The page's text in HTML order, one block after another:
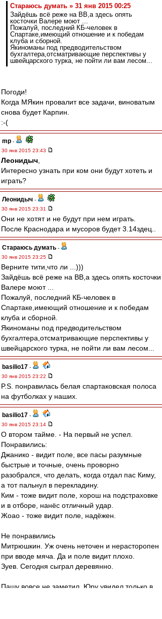
Стараюсь думать » 31 янв 2015 00:25
Зайдёшь всё реже на ВВ,а здесь опять
косточки Валере моют ...
Пожалуй, последний КБ-человек в
Спартаке,имеющий отношение и к победам
клуба и сборной.
Якиноманы под предводительством
бухгалтера,отсматривающие перспективы у
швейцарского турка, не пойти ли вам лесом...
Погоди!
Когда МЯкин провалит все задачи, виноватым
снова будет Карпин.
:-(
mp -
30 янв 2015 23:43
Леонидыч
Интересно узнать при ком они будут хотеть и
играть?
Леонидыч -
30 янв 2015 23:31
Они не хотят и не будут при нем играть.
После Краснодара и мусоров будет 3.14здец..
Стараюсь думать -
30 янв 2015 23:25
Верните тити,что ли ...)))
Зайдёшь всё реже на ВВ,а здесь опять косточки
Валере моют ...
Пожалуй, последний КБ-человек в
Спартаке,имеющий отношение и к победам
клуба и сборной.
Якиноманы под предводительством
бухгалтера,отсматривающие перспективы у
швейцарского турка, не пойти ли вам лесом...
basilio17 -
30 янв 2015 23:22
P.S. понравилась белая спартаковская полоса
на футболках у наших.
basilio17 -
30 янв 2015 23:14
О втором тайме. - На первый не успел.
Понравились:
Джанико - видит поле, все пасы разумные
быстрые и точные, очень проворно
разобрался, что делать, когда отдал пас Киму,
а тот пальнул в перекладину.
Ким - тоже видит поле, хорош на подстраховке
и в отборе, нанёс отличный удар.
Жоао - тоже видит поле, надёжен.
Не понравились
Митрюшкин. Уж очень неточен и нерасторопен
при вводе мяча. Да и поле видит плохо.
Зуев. Сегодня сыграл деревянно.
Пашу вовсе не заметил. Юру увидел только в